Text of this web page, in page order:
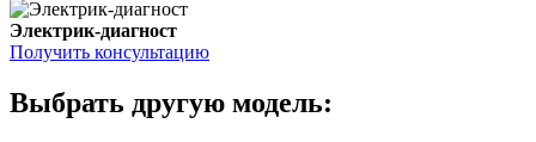
Электрик-диагност
Получить консультацию
Выбрать другую модель: